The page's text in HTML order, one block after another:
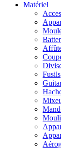
Matériel
Fusils